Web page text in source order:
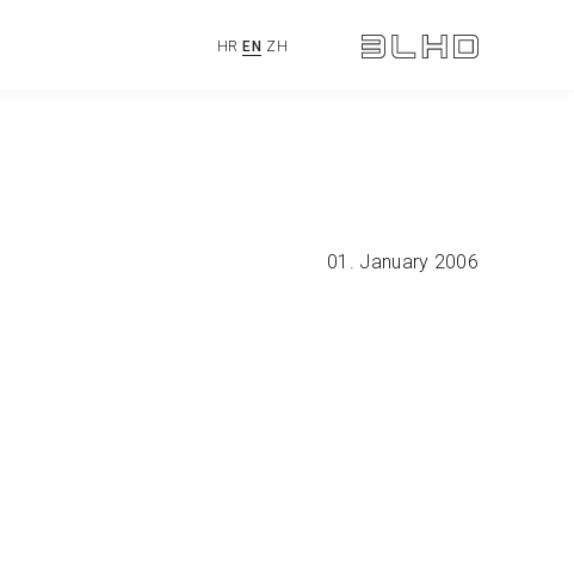
HR EN ZH
01. January 2006